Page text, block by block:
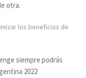
otra.
los beneficios de
siempre podrás
2022